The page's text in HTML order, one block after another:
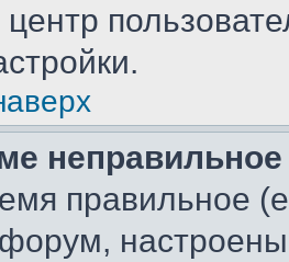
центр
правильное
настроены